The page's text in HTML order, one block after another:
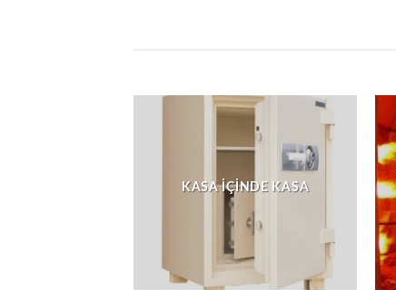
KASA İÇINDE KASA